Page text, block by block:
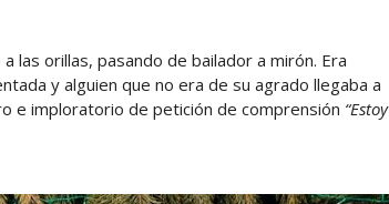
las orillas, pasando de bailador a mirón. Era
y alguien que no era de su agrado llegaba a
e imploratorio de petición de comprensión “Estoy